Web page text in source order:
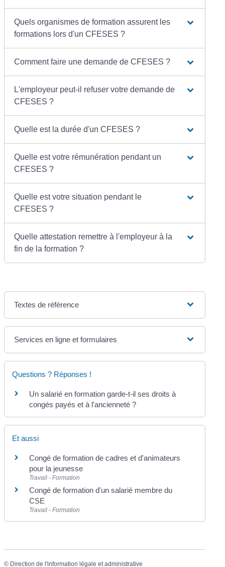
Quels organismes de formation assurent les
formations lors d'un CFESES ?
Comment faire une demande de CFESES ?
L'employeur peut-il refuser votre demande de
CFESES ?
Quelle est la durée d'un CFESES ?
Quelle est votre rémunération pendant un
CFESES ?
Quelle est votre situation pendant le
CFESES ?
Quelle attestation remettre à l'employeur à la
fin de la formation ?
Textes de référence
Services en ligne et formulaires
Questions ? Réponses !
Un salarié en formation garde-t-il ses droits à
congés payés et à l'ancienneté ?
Et aussi
Congé de formation de cadres et d'animateurs
pour la jeunesse
Travail - Formation
Congé de formation d'un salarié membre du
CSE
Travail - Formation
© Direction de l'information légale et administrative